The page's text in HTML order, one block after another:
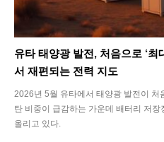
SEARCH...
유타 태양광 발전, 처음으로 ‘
서 재편되는 전력 지도
2026년 5월 유타에서 태양광 발전이 처
탄 비중이 급감하는 가운데 배터리 저
올리고 있다.